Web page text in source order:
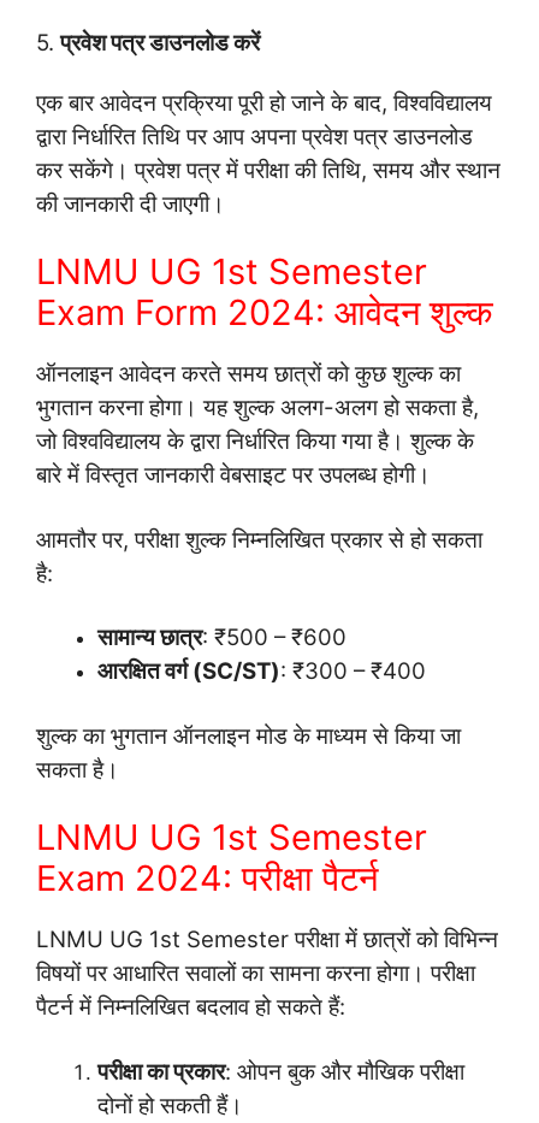
5.प्रवेश पत्र डाउनलोड करें
एक बार आवेदन प्रक्रिया पूरी हो जाने के बाद, विश्वविद्यालय
द्वारा निर्धारित तिथि पर आप अपना प्रवेश पत्र डाउनलोड
कर सकेंगे। प्रवेश पत्र में परीक्षा की तिथि, समय और स्थान
की जानकारी दी जाएगी।
LNMU UG 1st Semester
Exam Form 2024: आवेदन शुल्क
ऑनलाइन आवेदन करते समय छात्रों को कुछ शुल्क का
भुगतान करना होगा। यह शुल्क अलग-अलग हो सकता है,
जो विश्वविद्यालय के द्वारा निर्धारित किया गया है। शुल्क के
बारे में विस्तृत जानकारी वेबसाइट पर उपलब्ध होगी।
आमतौर पर, परीक्षा शुल्क निम्नलिखित प्रकार से हो सकता
है:
सामान्य छात्र: ₹500 – ₹600
आरक्षित वर्ग (SC/ST): ₹300 – ₹400
शुल्क का भुगतान ऑनलाइन मोड के माध्यम से किया जा
सकता है।
LNMU UG 1st Semester
Exam 2024: परीक्षा पैटर्न
LNMU UG 1st Semester परीक्षा में छात्रों को विभिन्न
विषयों पर आधारित सवालों का सामना करना होगा। परीक्षा
पैटर्न में निम्नलिखित बदलाव हो सकते हैं:
परीक्षा का प्रकार: ओपन बुक और मौखिक परीक्षा
दोनों हो सकती हैं।